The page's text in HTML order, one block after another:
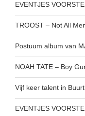
EVENTJES
TROOST – Not All
Postuum album van
NOAH TATE – Boy
Vijf keer talent in
EVENTJES